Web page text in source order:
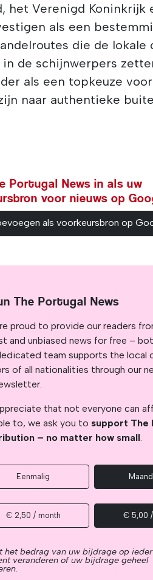
het Verenigd Koninkrijk
als een
die de
in de schijnwerpers
als een topkeuze
naar authentieke
Portugal News in als uw
voor nieuws op
als voorkeursbron op
The Portugal News
proud to provide our readers
and unbiased news for free –
team supports the local
of all nationalities through our
that not everyone can
to, we ask you to support The
– no matter how small.
Eenmalig
€ 2,50 / month € 5,00
het bedrag van uw bijdrage op ieder
veranderen of uw bijdrage geheel